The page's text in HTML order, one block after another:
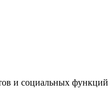
и социальных